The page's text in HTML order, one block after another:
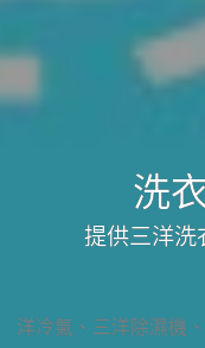
洗
提供三洋洗
電視、三洋冷氣